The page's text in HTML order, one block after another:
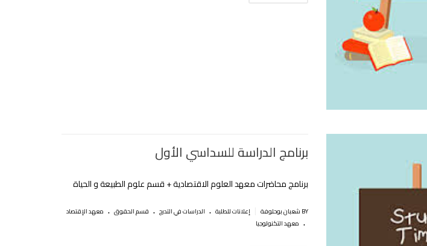
برنامج الدراسة للسداسي الأول
برنامج محاضرات معهد العلوم الاقتصادية + قسم علوم الطبيعة و الحياة
BY شعبان بوحلوفة إعلانات للطلبة . الدراسات في التدرج . قسم الحقوق . معهد الإقتصاد
. معهد التكنولوجيا